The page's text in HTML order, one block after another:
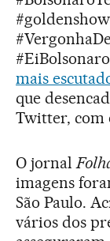
mais
que
Twitter, com
O jornal
imagens
São Paulo.
vários dos